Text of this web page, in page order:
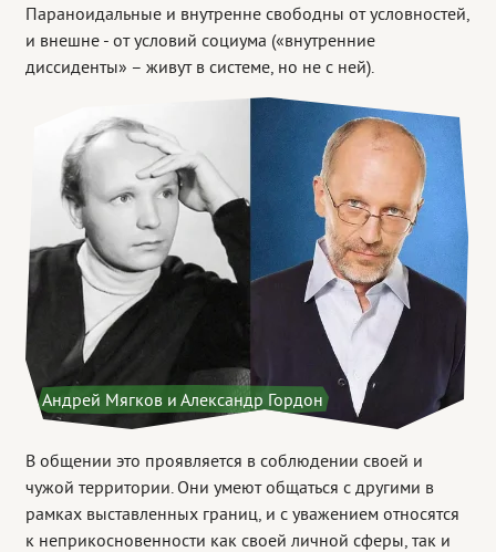
Параноидальные и внутренне свободны от условностей,
и внешне - от условий социума («внутренние
диссиденты» – живут в системе, но не с ней).
Андрей Мягков и Александр Гордон
В общении это проявляется в соблюдении своей и
чужой территории. Они умеют общаться с другими в
рамках выставленных границ, и с уважением относятся
к неприкосновенности как своей личной сферы, так и